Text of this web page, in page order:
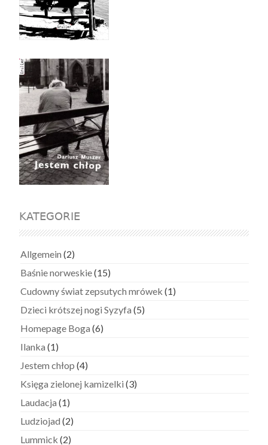
KATEGORIE
Allgemein (2)
Baśnie norweskie(15)
Cudowny świat zepsutych mrówek (1)
Dzieci krótszej nogi Syzyfa (5)
Homepage Boga (6)
Ilanka (1)
Jestem chłop (4)
Księga zielonej kamizelki (3)
Laudacja (1)
Ludziojad (2)
Lummick (2)